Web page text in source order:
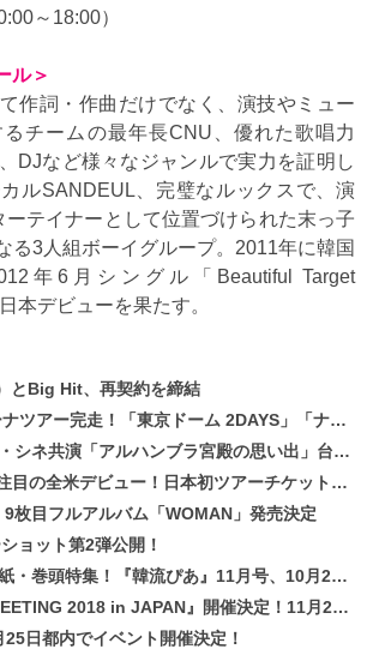
～18:00）
ル＞
作詞・作曲だけでなく、演技やミュー
チームの最年長CNU、優れた歌唱力
DJなど様々なジャンルで実力を証明し
ルSANDEUL、完璧なルックスで、演
テイナーとして位置づけられた末っ子
る3人組ボーイグループ。2011年に韓国
年6月シングル「Beautiful Target
本デビューを果たす。
とBig Hit、再契約を締結
ーム 2DAYS」「ナゴヤドーム1DAY」「京セラドーム1DAY」2019年ドームツアー開催決定！！
共演「アルハンブラ宮殿の思い出」台本読み現場を公開
デビュー！日本初ツアーチケットが早くもプレミア化！？
枚目フルアルバム「WOMAN」発売決定
ョット第2弾公開！
頭特集！『韓流ぴあ』11月号、10月22日（月）発売！
in JAPAN』開催決定！11月21、22日にパシフィコ横浜にて実施
日都内でイベント開催決定！